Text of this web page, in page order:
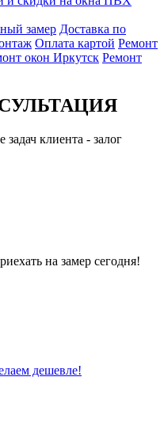
замер Доставка по
Оплата картой Ремонт
окон Иркутск Ремонт
клиента - залог
на замер сегодня!
дешевле!